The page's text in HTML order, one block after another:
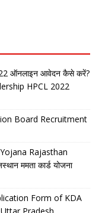
ऑनलाइन आवेदन कैसे करें?
HPCL 2022
Board Recruitment
Rajasthan
ममता कार्ड योजना
Form of KDA